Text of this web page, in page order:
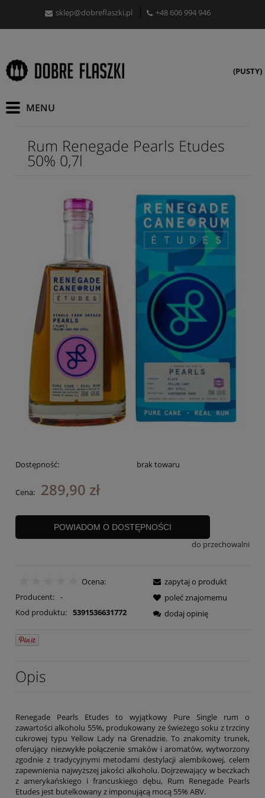
sklep@dobreflaszki.pl +48 606 994 946
(PUSTY)
Rum Renegade Pearls Etudes
50% 0,7l
Dostępność: brak towaru
Cena: 289,90 zł
POWIADOM O DOSTĘPNOŚCI
do przechowalni
Ocena:
Producent: -
Kod produktu: 5391536631772
zapytaj o produkt
poleć znajomemu
dodaj opinię
Opis
Renegade Pearls Etudes to wyjątkowy Pure Single rum o
zawartości alkoholu 55%, produkowany ze świeżego soku z trzciny
cukrowej typu Yellow Lady na Grenadzie. To znakomity trunek,
oferujący niezwykłe połączenie smaków i aromatów, wytworzony
zgodnie z tradycyjnymi metodami destylacji alembikowej, celem
zapewnienia najwyższej jakości alkoholu. Dojrzewający w beczkach
z amerykańskiego i francuskiego dębu, Rum Renegade Pearls
Etudes jest butelkowany z imponującą mocą 55% ABV.